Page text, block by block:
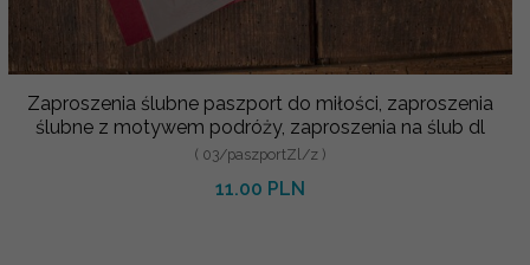
Zaproszenia ślubne paszport do miłości, zaproszenia
ślubne z motywem podróży, zaproszenia na ślub dl
( 03/paszportZl/z )
11.00 PLN